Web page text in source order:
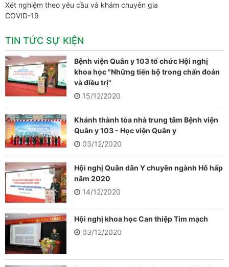
Xét nghiệm theo yêu cầu và khám chuyên gia
COVID-19
TIN TỨC SỰ KIỆN
Bệnh viện Quân y 103 tổ chức Hội nghị
khoa học "Những tiến bộ trong chẩn đoán
và điều trị"
15/12/2020
Khánh thành tòa nhà trung tâm Bệnh viện
Quân y 103 - Học viện Quân y
03/12/2020
Hội nghị Quân dân Y chuyên ngành Hô hấp
năm 2020
14/12/2020
Hội nghị khoa học Can thiệp Tim mạch
03/12/2020